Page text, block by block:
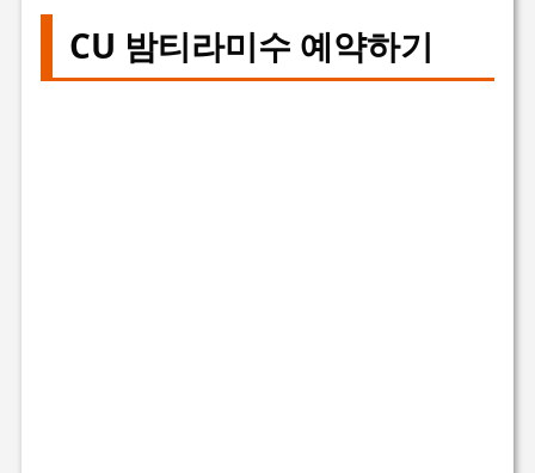
CU 밤티라미수 예약하기